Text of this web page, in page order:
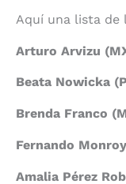
Aquí una lista de
Arturo Arvizu
Beata Nowicka
Brenda Franco
Fernando
Amalia Pérez